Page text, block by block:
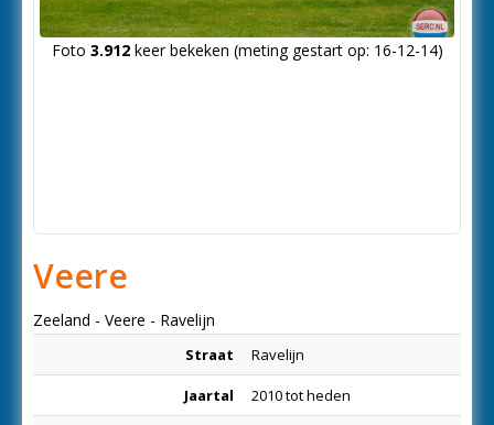
Foto 3.912keer bekeken (meting gestart op: 16-12-14)
Veere
Zeeland - Veere - Ravelijn
Straat Ravelijn
Jaartal 2010 tot heden